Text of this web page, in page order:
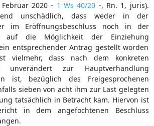
2020 - 1 Ws 40/20 -, Rn. 1, juris).
unschädlich, dass weder in der
im Eröffnungsbeschluss noch in der
auf die Möglichkeit der Einziehung
entsprechender Antrag gestellt worden
vielmehr, dass nach dem konkreten
unverändert zur Hauptverhandlung
ist, bezüglich des Freigesprochenen
sieben von acht ihm zur Last gelegten
tatsächlich in Betracht kam. Hiervon ist
in dem angefochtenen Beschluss